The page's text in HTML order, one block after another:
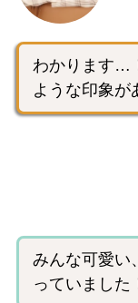
わかります…
ような印象が
みんな可愛い
っていました